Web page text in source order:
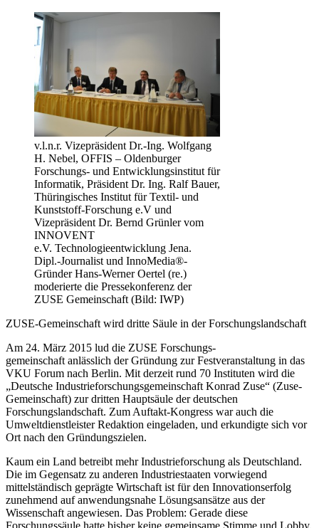
v.l.n.r. Vizepräsident Dr.-Ing. Wolfgang
H. Nebel, OFFIS – Oldenburger
Forschungs- und Entwicklungsinstitut für
Informatik, Präsident Dr. Ing. Ralf Bauer,
Thüringisches Institut für Textil- und
Kunststoff-Forschung e.V und
Vizepräsident Dr. Bernd Grünler vom
INNOVENT
e.V. Technologieentwicklung Jena.
Dipl.-Journalist und InnoMedia®-
Gründer Hans-Werner Oertel (re.)
moderierte die Pressekonferenz der
ZUSE Gemeinschaft (Bild: IWP)
ZUSE-Gemeinschaft wird dritte Säule in der Forschungslandschaft
Am 24. März 2015 lud die ZUSE Forschungs-
gemeinschaft anlässlich der Gründung zur Festveranstaltung in das
VKU Forum nach Berlin. Mit derzeit rund 70 Instituten wird die
„Deutsche Industrieforschungsgemeinschaft Konrad Zuse“ (Zuse-
Gemeinschaft) zur dritten Hauptsäule der deutschen
Forschungslandschaft. Zum Auftakt-Kongress war auch die
Umweltdienstleister Redaktion eingeladen, und erkundigte sich vor
Ort nach den Gründungszielen.
Kaum ein Land betreibt mehr Industrieforschung als Deutschland.
Die im Gegensatz zu anderen Industriestaaten vorwiegend
mittelständisch geprägte Wirtschaft ist für den Innovationserfolg
zunehmend auf anwendungsnahe Lösungsansätze aus der
Wissenschaft angewiesen. Das Problem: Gerade diese
Forschungssäule hatte bisher keine gemeinsame Stimme und Lobby.